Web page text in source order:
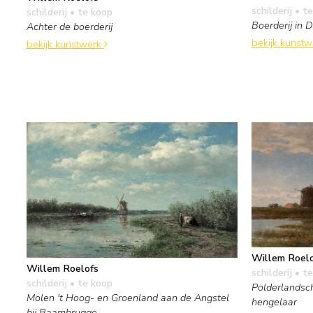
schilderij • te koop
Achter de boerderij
bekijk kunstwerk
schilderij •
Boerderij in
bekijk
Willem Roelofs
schilderij • te koop
Molen 't Hoog- en Groenland aan de Angstel
Willem
schilderij •
hengelaar